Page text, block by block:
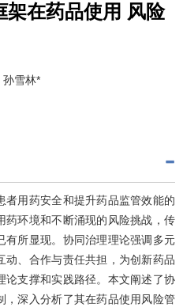
架在药品使用 风险
孙雪林*
用药安全和提升药品监管效能的
药环境和不断涌现的风险挑战，传
有所显现。协同治理理论强调多元
、合作与责任共担，为创新药品
论支撑和实践路径。本文阐述了协
，深入分析了其在药品使用风险管